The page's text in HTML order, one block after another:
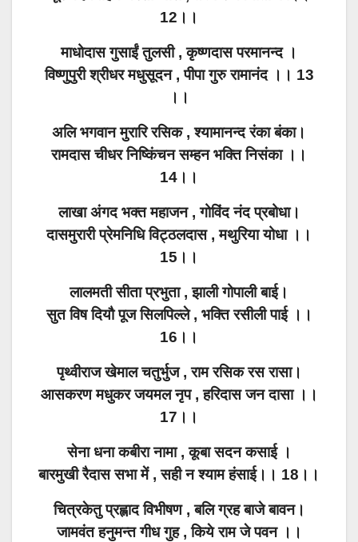
12।।
माधोदास गुसाईं तुलसी , कृष्णदास परमानन्द ।
विष्णुपुरी श्रीधर मधुसूदन , पीपा गुरु रामानंद ।। 13
।।
अलि भगवान मुरारि रसिक , श्यामानन्द रंका बंका।
रामदास चीधर निष्किंचन सम्हन भक्ति निसंका ।।
14।।
लाखा अंगद भक्त महाजन , गोविंद नंद प्रबोधा।
दासमुरारी प्रेमनिधि विट्ठलदास , मथुरिया योधा ।।
15।।
लालमती सीता प्रभुता , झाली गोपाली बाई।
सुत विष दियौ पूज सिलपिल्ले , भक्ति रसीली पाई ।।
16।।
पृथ्वीराज खेमाल चतुर्भुज , राम रसिक रस रासा।
आसकरण मधुकर जयमल नृप , हरिदास जन दासा ।।
17।।
सेना धना कबीरा नामा , कूबा सदन कसाई ।
बारमुखी रैदास सभा में , सही न श्याम हंसाई।। 18।।
चित्रकेतु प्रह्लाद विभीषण , बलि ग्रह बाजे बावन।
जामवंत हनुमन्त गीध गुह , किये राम जे पवन ।।